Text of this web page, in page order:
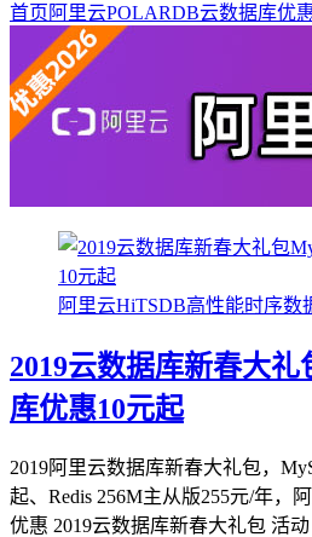
首页 阿里云POLARDB云数据库优
阿里云HiTSDB高性能时序数
2019云数据库新春大
库优惠10元起
2019阿里云数据库新春大礼包，
起、Redis 256M主从版255元/年，
优惠 2019云数据库新春大礼包 活